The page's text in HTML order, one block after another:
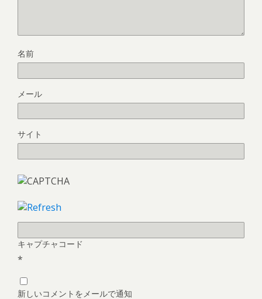
名前
メール
サイト
キャプチャコード
*
新しいコメントをメールで通知